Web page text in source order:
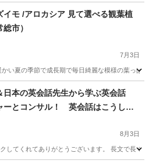
イティブ
イモ /アロカシア 見て選べる観葉植
市）
7月3日
い夏の季節で成長期で毎日綺麗な模様の葉っ
/小物 埼玉 さいたま市
日本の英会話先生から学ぶ英会話
ーとコンサル！ 英会話はこうして
8月3日
してくれてありがとうございます。 長文で長